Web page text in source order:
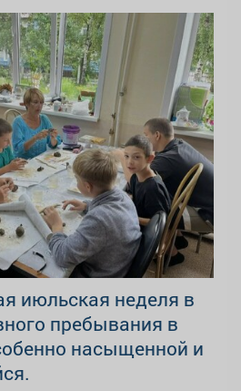
июльская неделя в
пребывания в
насыщенной и